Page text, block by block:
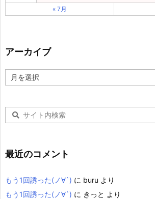
« 7月
アーカイブ
ー
最近のコメント
もう1回誘った(ノ∀`) に buru より
もう1回誘った(ノ∀`) に きっと より